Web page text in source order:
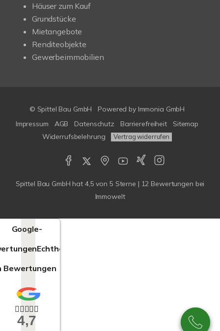
Häuser zum Kauf
Grundstücke
Mietangebote
Renditeobjekte
Gewerbeimmobilien
© Spittel Bau GmbH Powered by Immonia GmbH
Impressum
AGB Datenschutz Barrierefreiheit
Sitemap
Widerrufsbelehrung
Vertrag widerrufen
Spittel Bau GmbH hat 4,5 von 5 Sterne | 12 Bewertungen bei
Immowelt
Google-
Echtheit
Bewertungen
4,7